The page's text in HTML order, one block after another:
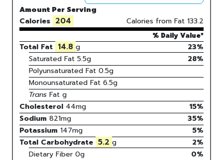
Amount Per Serving
Calories 204 Calories from Fat 133.2
% Daily Value*
Total Fat 14.8 g
23%
Saturated Fat 5.5g 28%
Polyunsaturated Fat 0.5g
Monounsaturated Fat 6.5g
TransFat g
Cholesterol 44mg 15%
Sodium 821mg 35%
Potassium 147mg 5%
Total Carbohydrate 5.2 g 2%
Dietary Fiber 0g
0%